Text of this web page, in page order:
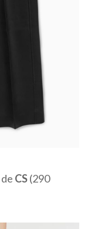
CS(290